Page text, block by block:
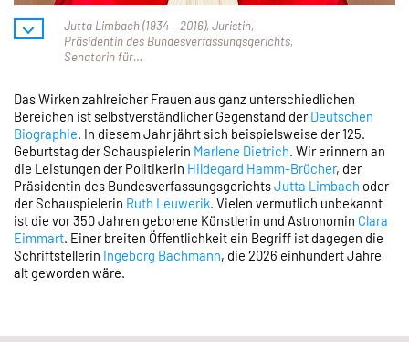
Jutta Limbach (1934 – 2016), Juristin,
Präsidentin des Bundesverfassungsgerichts,
Senatorin für…
Das Wirken zahlreicher Frauen aus ganz unterschiedlichen
Bereichen ist selbstverständlicher Gegenstand der Deutschen
Biographie. In diesem Jahr jährt sich beispielsweise der 125.
Geburtstag der Schauspielerin Marlene Dietrich. Wir erinnern an
die Leistungen der Politikerin Hildegard Hamm-Brücher, der
Präsidentin des BundesverfassungsgerichtsJutta Limbach oder
der Schauspielerin Ruth Leuwerik. Vielen vermutlich unbekannt
ist die vor 350 Jahren geborene Künstlerin und Astronomin Clara
Eimmart. Einer breiten Öffentlichkeit ein Begriff ist dagegen die
Schriftstellerin Ingeborg Bachmann, die 2026 einhundert Jahre
alt geworden wäre.